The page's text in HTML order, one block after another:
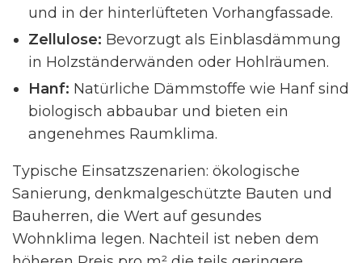
und in der hinterlüfteten Vorhangfassade.
Zellulose: Bevorzugt als Einblasdämmung
in Holzständerwänden oder Hohlräumen.
Hanf: Natürliche Dämmstoffe wie Hanf sind
biologisch abbaubar und bieten ein
angenehmes Raumklima.
Typische Einsatzszenarien: ökologische
Sanierung, denkmalgeschützte Bauten und
Bauherren, die Wert auf gesundes
Wohnklima legen. Nachteil ist neben dem